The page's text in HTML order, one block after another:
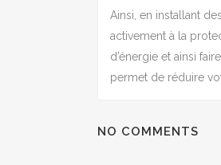
Ainsi, en installant
activement à la
d’énergie et ainsi
permet de réduire
NO COMMENTS